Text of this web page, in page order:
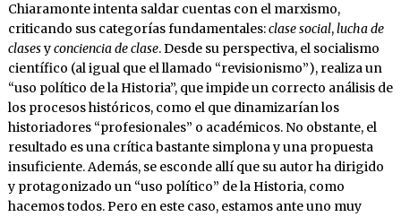
Chiaramonte intenta saldar cuentas con el marxismo,
criticando sus categorías fundamentales:clase social,lucha de
clasesyconciencia de clase. Desde su perspectiva, el socialismo
científico (al igual que el llamado “revisionismo”), realiza un
“uso político de la Historia”, que impide un correcto análisis de
los procesos históricos, como el que dinamizarían los
historiadores “profesionales” o académicos. No obstante, el
resultado es una crítica bastante simplona y una propuesta
insuficiente. Además, se esconde allí que su autor ha dirigido
y protagonizado un “uso político” de la Historia, como
hacemos todos. Pero en este caso, estamos ante uno muy